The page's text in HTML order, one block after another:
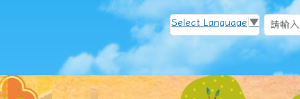
Select Language ▼